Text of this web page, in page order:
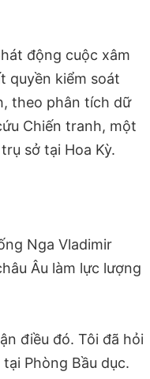
động cuộc xâm
quyền kiểm soát
theo phân tích dữ
Chiến tranh, một
sở tại Hoa Kỳ.
Nga Vladimir
Âu làm lực lượng
điều đó. Tôi đã hỏi
Phòng Bầu dục.